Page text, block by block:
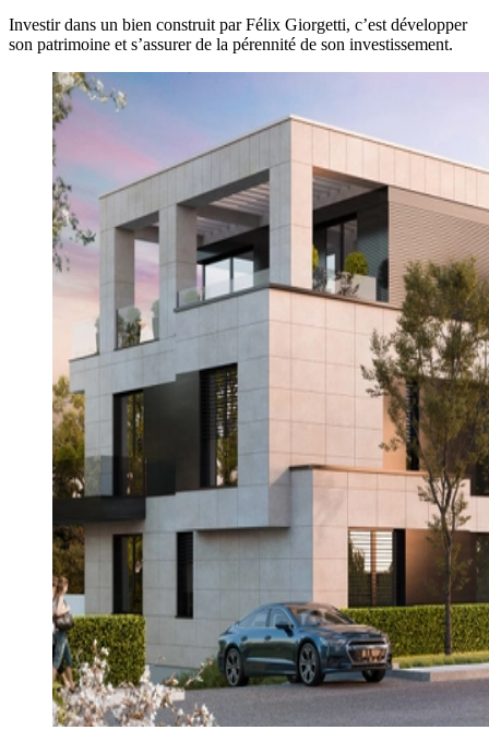
Investir dans un bien construit par Félix Giorgetti, c’est développer
son patrimoine et s’assurer de la pérennité de son investissement.